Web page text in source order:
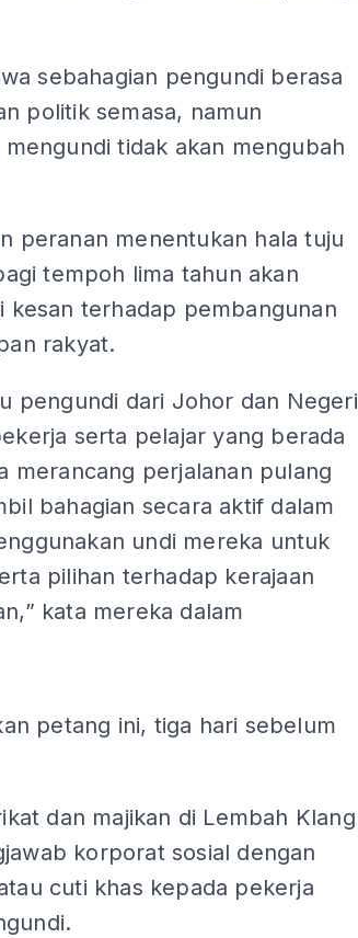
sebahagian pengundi berasa
politik semasa, namun
tidak akan mengubah
peranan menentukan hala tuju
tempoh lima tahun akan
kesan terhadap pembangunan
rakyat.
pengundi dari Johor dan Negeri
serta pelajar yang berada
merancang perjalanan pulang
bahagian secara aktif dalam
undi mereka untuk
pilihan terhadap kerajaan
kata mereka dalam
petang ini, tiga hari sebelum
dan majikan di Lembah Klang
korporat sosial dengan
cuti khas kepada pekerja